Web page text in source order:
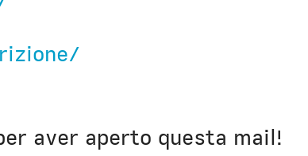
aver aperto questa mail!